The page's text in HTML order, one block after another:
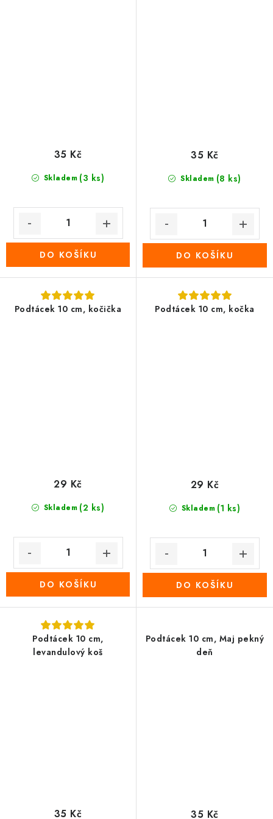
Skladem (3 ks)
35 Kč
DO KOŠÍKU
Skladem (8 ks)
35 Kč
DO KOŠÍKU
Podtácek 10 cm, kočička
Skladem (2 ks)
29 Kč
DO KOŠÍKU
Podtácek 10 cm, kočka
Skladem (1 ks)
29 Kč
DO KOŠÍKU
Podtácek 10 cm,
levandulový koš
35 Kč
Podtácek 10 cm, Maj pekný
deň
35 Kč